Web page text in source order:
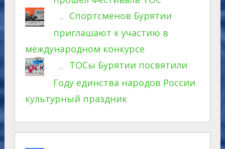
Спортсменов Бурятии
приглашают к участию в
международном конкурсе
ТОСы Бурятии посвятили
Году единства народов России
культурный праздник